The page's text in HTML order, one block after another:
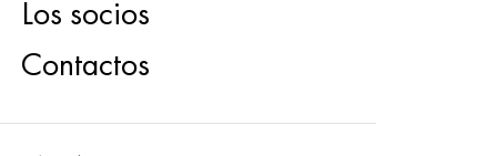
Los socios
Contactos